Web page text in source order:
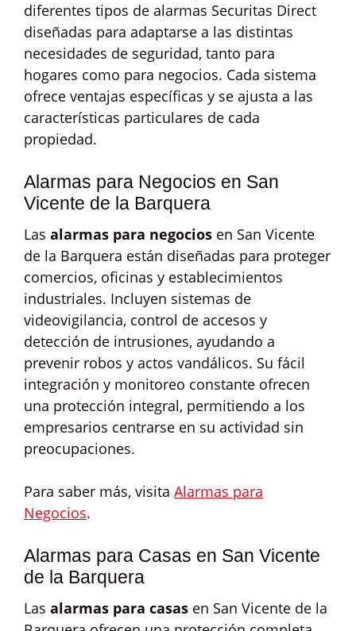
diferentes tipos de alarmas Securitas Direct
diseñadas para adaptarse a las distintas
necesidades de seguridad, tanto para
hogares como para negocios. Cada sistema
ofrece ventajas específicas y se ajusta a las
características particulares de cada
propiedad.
Alarmas para Negocios en San
Vicente de la Barquera
Las alarmas para negocios en San Vicente
de la Barquera están diseñadas para proteger
comercios, oficinas y establecimientos
industriales. Incluyen sistemas de
videovigilancia, control de accesos y
detección de intrusiones, ayudando a
prevenir robos y actos vandálicos. Su fácil
integración y monitoreo constante ofrecen
una protección integral, permitiendo a los
empresarios centrarse en su actividad sin
preocupaciones.
Para saber más, visita Alarmas para
Negocios.
Alarmas para Casas en San Vicente
de la Barquera
Las alarmas para casas en San Vicente de la